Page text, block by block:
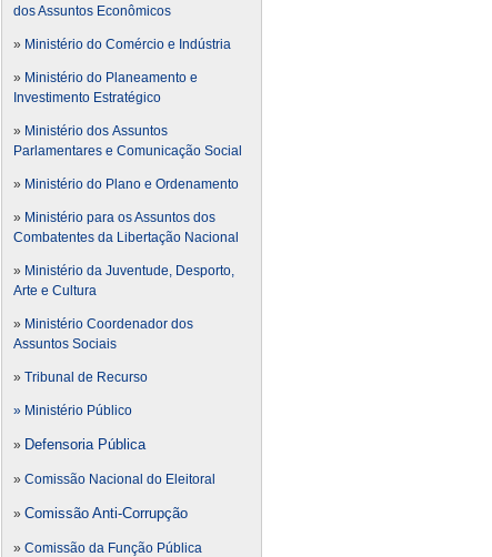
dos Assuntos Econômicos
» Ministério do Comércio e Indústria
» Ministério do Planeamento e
Investimento Estratégico
» Ministério dos Assuntos
Parlamentares e Comunicação Social
» Ministério do Plano e Ordenamento
» Ministério para os Assuntos dos
Combatentes da Libertação Nacional
» Ministério da Juventude, Desporto,
Arte e Cultura
» Ministério Coordenador dos
Assuntos Sociais
» Tribunal de Recurso
» Ministério Público
» Defensoria Pública
» Comissão Nacional do Eleitoral
» Comissão Anti-Corrupção
» Comissão da Função Pública